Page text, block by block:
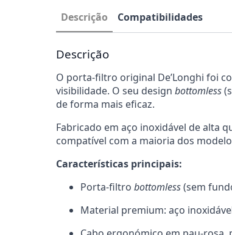
Descrição Compatibilidades
Descrição
O porta-filtro original De’Longhi foi
visibilidade. O seu design bottomless
de forma mais eficaz.
Fabricado em aço inoxidável de alta
compatível com a maioria dos
Características principais:
Porta-filtro bottomless(sem
Material premium: aço